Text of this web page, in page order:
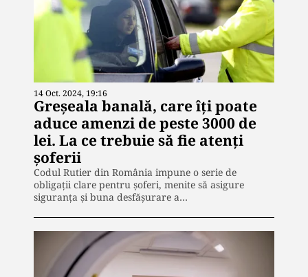
14 Oct. 2024, 19:16
Greșeala banală, care îți poate
aduce amenzi de peste 3000 de
lei. La ce trebuie să fie atenți
șoferii
Codul Rutier din România impune o serie de
obligații clare pentru șoferi, menite să asigure
siguranța și buna desfășurare a…